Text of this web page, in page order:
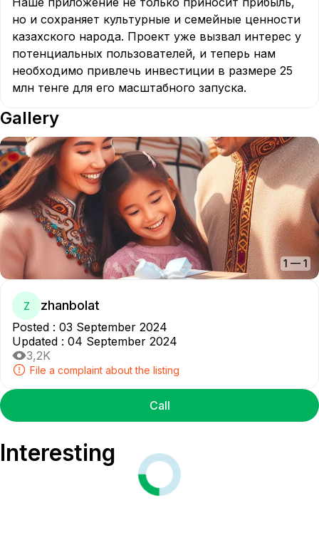
но и сохраняет культурные и семейные ценности
казахского народа. Проект уже вызвал интерес у
потенциальных пользователей, и теперь нам
необходимо привлечь инвестиции в размере 25
млн тенге для его масштабного запуска.
Gallery
1 — 1
Z zhanbolat
Posted : 03 September 2024
Updated : 04 September 2024
3,2K
File a complaint about the listing
Call
Interesting